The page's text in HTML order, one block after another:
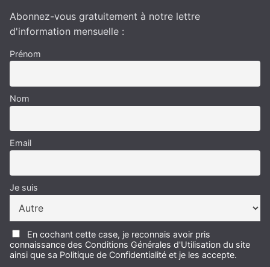
Abonnez-vous gratuitement à notre lettre
d'information mensuelle :
Prénom
Nom
Email
Je suis
En cochant cette case, je reconnais avoir pris
connaissance des Conditions Générales d'Utilisation du site
ainsi que sa Politique de Confidentialité et je les accepte.